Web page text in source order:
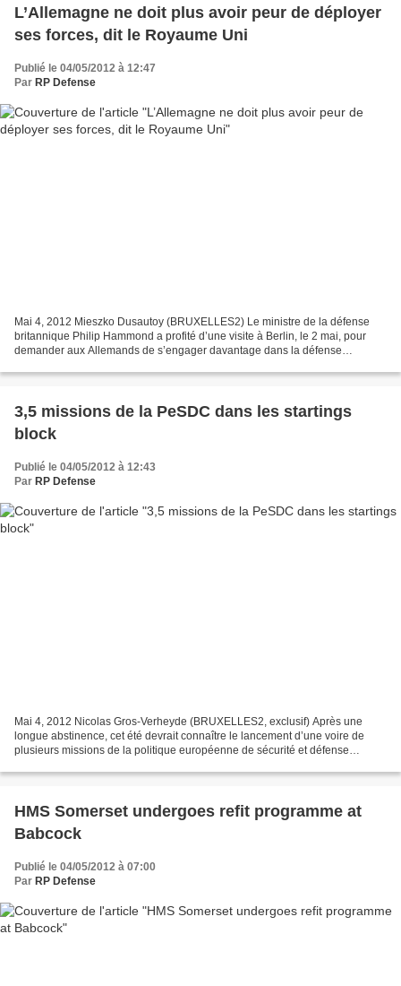
L’Allemagne ne doit plus avoir peur de déployer
ses forces, dit le Royaume Uni
Publié le 04/05/2012 à 12:47
Par RP Defense
Mai 4, 2012 Mieszko Dusautoy (BRUXELLES2) Le ministre de la défense
britannique Philip Hammond a profité d’une visite à Berlin, le 2 mai, pour
demander aux Allemands de s’engager davantage dans la défense
3,5 missions de la PeSDC dans les startings
block
Publié le 04/05/2012 à 12:43
Par RP Defense
Mai 4, 2012 Nicolas Gros-Verheyde (BRUXELLES2, exclusif) Après une
longue abstinence, cet été devrait connaître le lancement d’une voire de
plusieurs missions de la politique européenne de sécurité et défense
HMS Somerset undergoes refit programme at
Babcock
Publié le 04/05/2012 à 07:00
Par RP Defense